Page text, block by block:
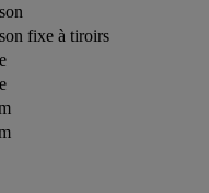
fixe à tiroirs